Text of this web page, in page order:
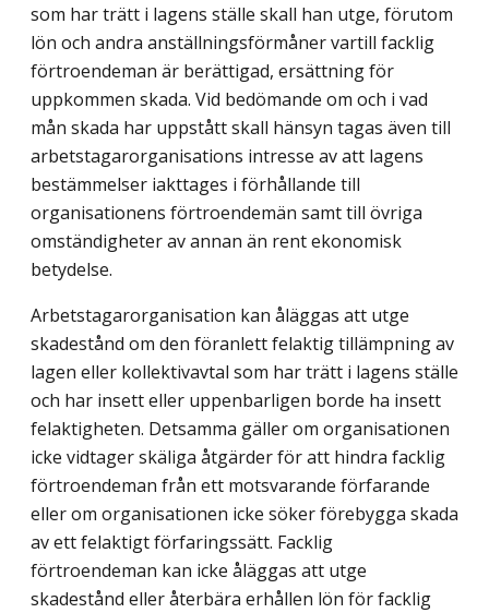
som har trätt i lagens ställe skall han utge, förutom
lön och andra anställningsförmåner vartill facklig
förtroendeman är berättigad, ersättning för
uppkommen skada. Vid bedömande om och i vad
mån skada har uppstått skall hänsyn tagas även till
arbetstagarorganisations intresse av att lagens
bestämmelser iakttages i förhållande till
organisationens förtroendemän samt till övriga
omständigheter av annan än rent ekonomisk
betydelse.
Arbetstagarorganisation kan åläggas att utge
skadestånd om den föranlett felaktig tillämpning av
lagen eller kollektivavtal som har trätt i lagens ställe
och har insett eller uppenbarligen borde ha insett
felaktigheten. Detsamma gäller om organisationen
icke vidtager skäliga åtgärder för att hindra facklig
förtroendeman från ett motsvarande förfarande
eller om organisationen icke söker förebygga skada
av ett felaktigt förfaringssätt. Facklig
förtroendeman kan icke åläggas att utge
skadestånd eller återbära erhållen lön för facklig